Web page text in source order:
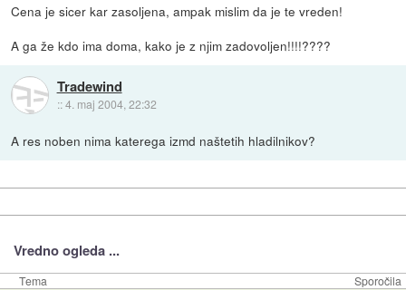
Cena je sicer kar zasoljena, ampak mislim da je te vreden!
A ga že kdo ima doma, kako je z njim zadovoljen!!!!????
Tradewind
::4. maj 2004, 22:32
A res noben nima katerega izmd naštetih hladilnikov?
Vredno ogleda ...
Tema Sporočila